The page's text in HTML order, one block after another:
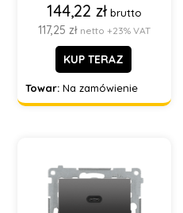
144,22 zł brutto
117,25 zł netto +23% VAT
KUP TERAZ
Towar: Na zamówienie